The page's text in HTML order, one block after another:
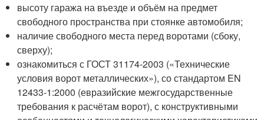
высоту гаража на въезде и объём на предмет
свободного пространства при стоянке автомобиля;
наличие свободного места перед воротами (сбоку,
сверху);
ознакомиться с ГОСТ 31174-2003 («Технические
условия ворот металлических»), со стандартом EN
12433-1:2000 (евразийские межгосударственные
требования к расчётам ворот), с конструктивными